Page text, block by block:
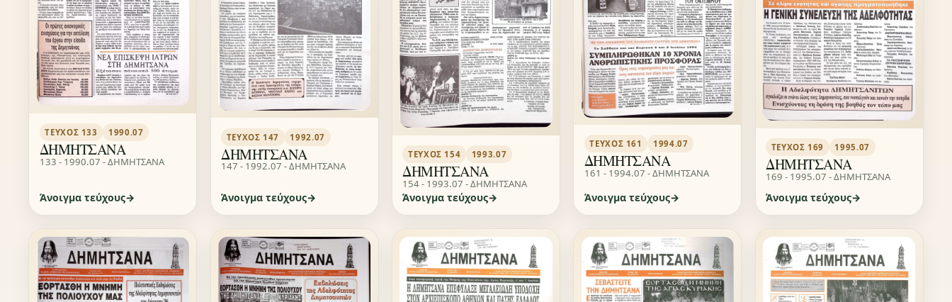
ΤΕΎΧΟΣ 133 1990.07
ΔΗΜΗΤΣΑΝΑ
133 - 1990.07 - ΔΗΜΗΤΣΑΝΑ
Άνοιγμα τεύχους
ΤΕΎΧΟΣ 147 1992.07
ΔΗΜΗΤΣΑΝΑ
147 - 1992.07 - ΔΗΜΗΤΣΑΝΑ
Άνοιγμα τεύχους
ΤΕΎΧΟΣ 154 1993.07
ΔΗΜΗΤΣΑΝΑ
154 - 1993.07 - ΔΗΜΗΤΣΑΝΑ
Άνοιγμα τεύχους
ΤΕΎΧΟΣ 161 1994.07
ΔΗΜΗΤΣΑΝΑ
161 - 1994.07 - ΔΗΜΗΤΣΑΝΑ
Άνοιγμα τεύχους
ΤΕΎΧΟΣ 169 1995.07
ΔΗΜΗΤΣΑΝΑ
169 - 1995.07 - ΔΗΜΗΤΣΑΝΑ
Άνοιγμα τεύχους